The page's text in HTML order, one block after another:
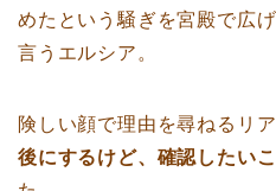
めたという騒ぎを宮殿で広
言うエルシア。
険しい顔で理由を尋ねるリア
後にするけど、確認したい